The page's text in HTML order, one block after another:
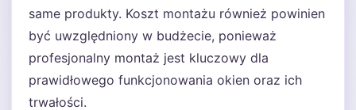
same produkty. Koszt montażu również powinien
być uwzględniony w budżecie, ponieważ
profesjonalny montaż jest kluczowy dla
prawidłowego funkcjonowania okien oraz ich
trwałości.